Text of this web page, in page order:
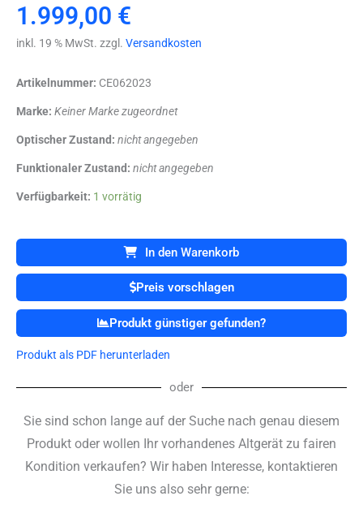
1.999,00 €
inkl. 19 % MwSt. zzgl. Versandkosten
Artikelnummer: CE062023
Marke: Keiner Marke zugeordnet
Optischer Zustand: nicht angegeben
Funktionaler Zustand: nicht angegeben
Verfügbarkeit: 1 vorrätig
KLS
DIGITAL
OP-
Kamera
Menge
In den Warenkorb
Preis vorschlagen
Produkt günstiger gefunden?
Produkt als PDF herunterladen
oder
Sie sind schon lange auf der Suche nach genau diesem
Produkt oder wollen Ihr vorhandenes Altgerät zu fairen
Kondition verkaufen? Wir haben Interesse, kontaktieren
Sie uns also sehr gerne: